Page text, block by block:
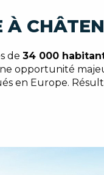
de 34 000
opportunité
en Europe.